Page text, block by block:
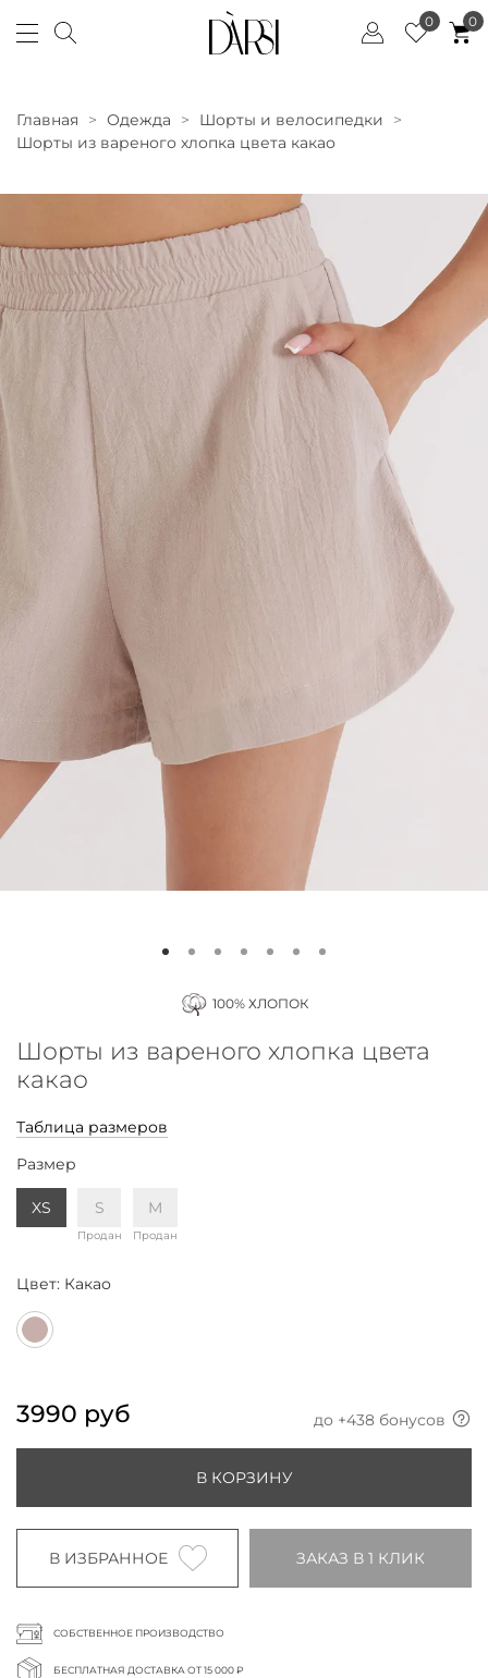
0 0
Главная Одежда
Шорты и велосипедки
Шорты из вареного хлопка цвета какао
Шорты из вареного хлопка цвета
какао
100% ХЛОПОК
Таблица размеров
Размер
XS S
Продан
M
Продан
Цвет: Какао
3990 руб до +438 бонусов
В КОРЗИНУ
В ИЗБРАННОЕ ЗАКАЗ В 1 КЛИК
СОБСТВЕННОЕ ПРОИЗВОДСТВО
БЕСПЛАТНАЯ ДОСТАВКА ОТ 15 000 ₽